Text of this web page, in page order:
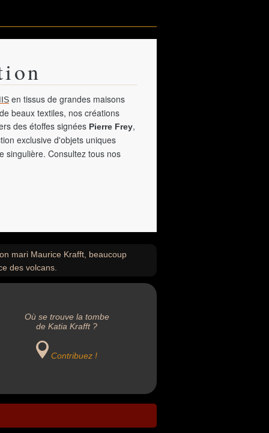
en tissus de grandes maisons
beaux textiles, nos créations
des étoffes signées Pierre Frey,
exclusive d'objets uniques
singulière. Consultez tous nos
mari Maurice Krafft, beaucoup
des volcans.
Où se trouve la tombe
de Katia Krafft ?
Contribuez !